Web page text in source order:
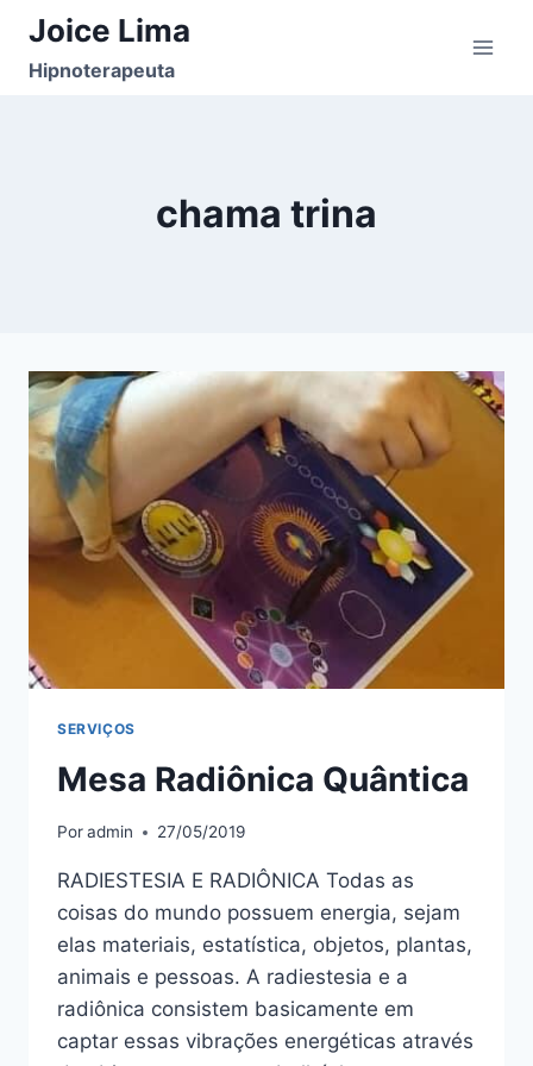
Pular
paraJoice Lima
Hipnoterapeuta
chama trina
SERVIÇOS
Mesa Radiônica Quântica
Poradmin 27/05/2019
RADIESTESIA E RADIÔNICA Todas as
coisas do mundo possuem energia, sejam
elas materiais, estatística, objetos, plantas,
animais e pessoas. A radiestesia e a
radiônica consistem basicamente em
captar essas vibrações energéticas através